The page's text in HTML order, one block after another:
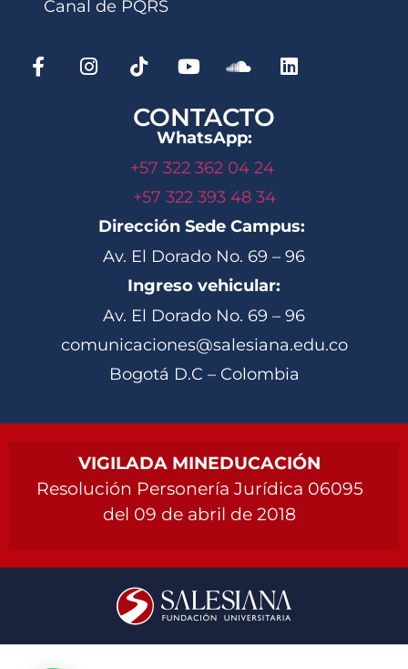
Canal de PQRS
CONTACTO
WhatsApp:
+57 322 362 04 24
+57 322 393 48 34
Dirección Sede Campus:
Av. El Dorado No. 69 – 96
Ingreso vehicular:
Av. El Dorado No. 69 – 96
comunicaciones@salesiana.edu.co
Bogotá D.C – Colombia
VIGILADA MINEDUCACIÓN
Resolución Personería Jurídica 06095
del 09 de abril de 2018